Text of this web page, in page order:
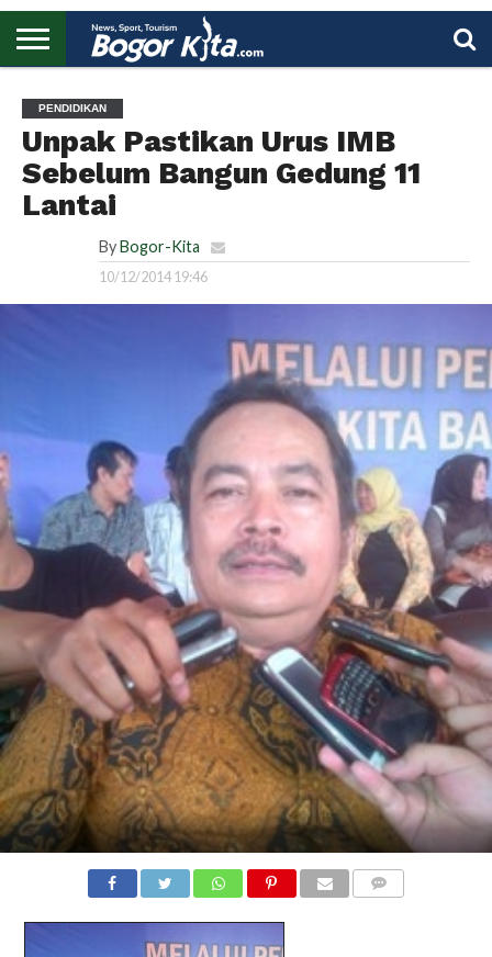
UTAMA
PENDIDIKAN
Unpak Pastikan Urus IMB
Sebelum Bangun Gedung 11
Lantai
By Bogor-Kita
10/12/2014 19:46